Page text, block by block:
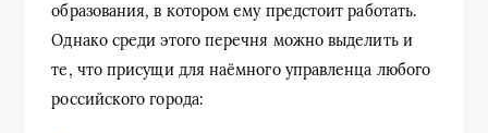
образования, в котором ему предстоит работать.
Однако среди этого перечня можно выделить и
те, что присущи для наёмного управленца любого
российского города: